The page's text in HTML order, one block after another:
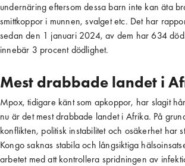
undernäring eftersom dessa barn inte kan äta
smittkoppor i munnen, svalget etc. Det har
sedan den 1 januari 2024, av dem har 634
innebär 3 procent dödlighet.
Mest drabbade landet i
Mpox, tidigare känt som apkoppor, har slagit
nu är det mest drabbade landet i Afrika. På
konflikten, politisk instabilitet och osäkerhet har
Kongo saknas stabila och långsiktiga
arbetet med att kontrollera spridningen av